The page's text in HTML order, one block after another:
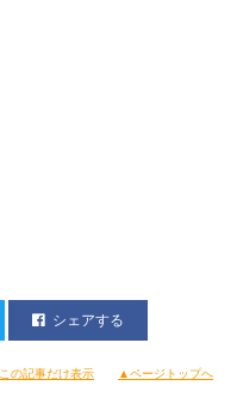
シェアする
この記事だけ表示 ▲ページトップへ